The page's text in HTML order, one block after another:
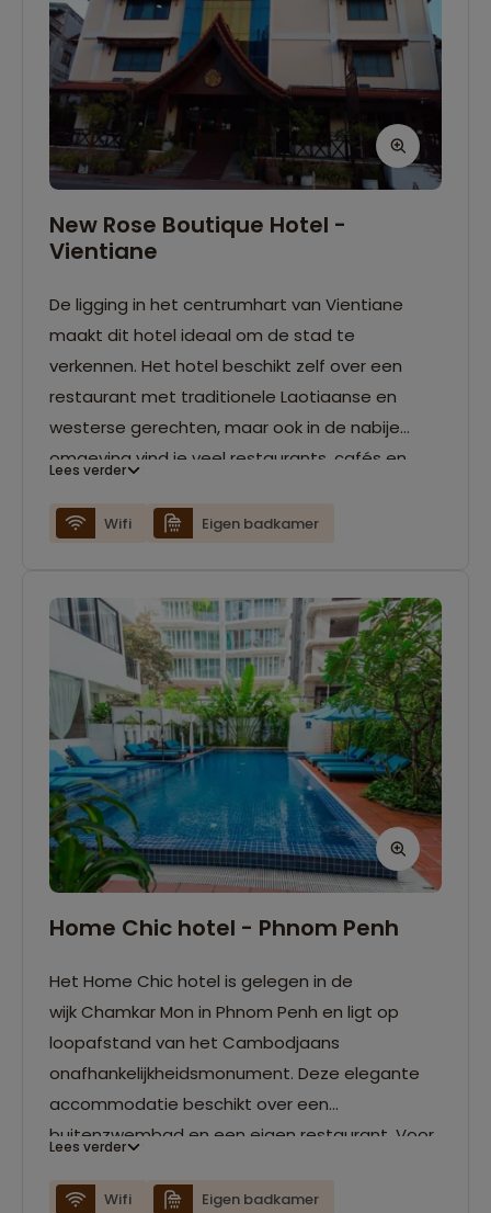
New Rose Boutique Hotel -
Vientiane
De ligging in het centrumhart van Vientiane
maakt dit hotel ideaal om de stad te
verkennen. Het hotel beschikt zelf over een
restaurant met traditionele Laotiaanse en
westerse gerechten, maar ook in de nabije
omgeving vind je veel restaurants, cafés en
beschikken over airconditioning, wifi, minibar,
Lees verder
Wifi Eigen badkamer
Home Chic hotel - Phnom Penh
Het Home Chic hotel is gelegen in de
wijk Chamkar Mon in Phnom Penh en ligt op
loopafstand van het Cambodjaans
onafhankelijkheidsmonument. Deze elegante
accommodatie beschikt over een
buitenzwembad en een eigen restaurant. Voor
zwembad. De comfortabele kamers zijn
Lees verder
Wifi
Eigen badkamer